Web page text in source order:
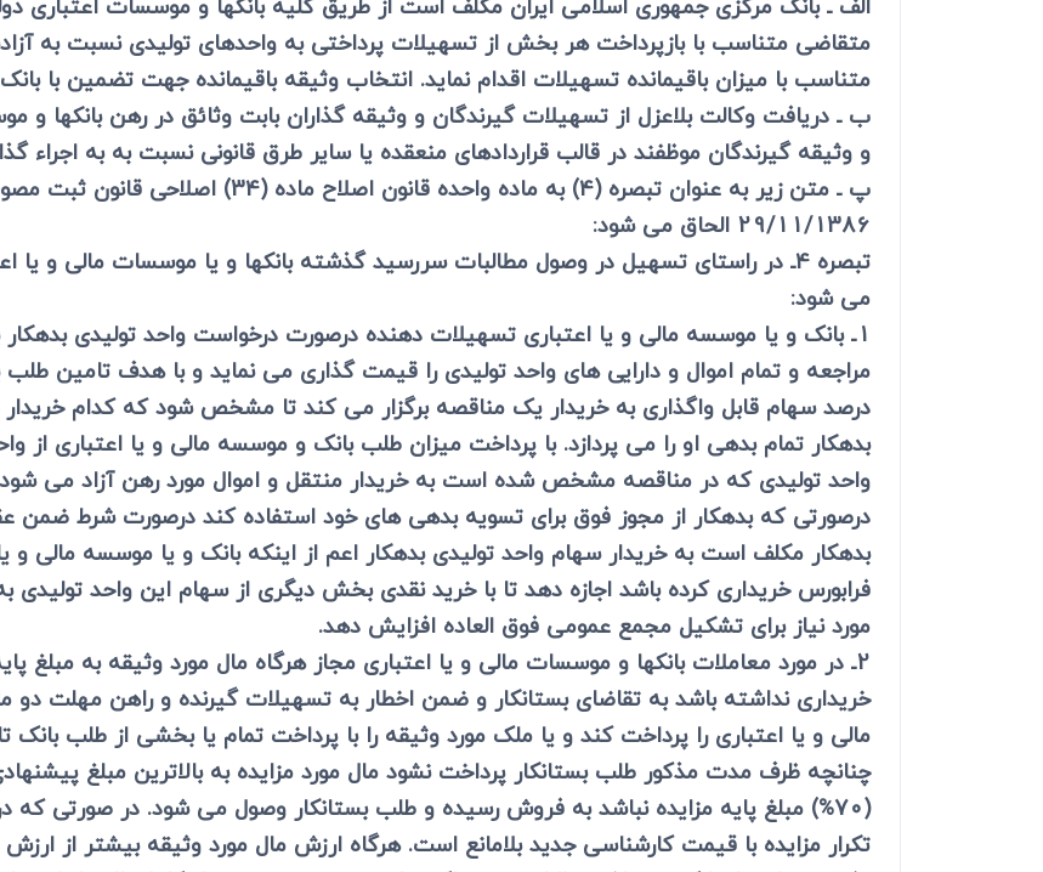
ابطال سند رسمی، افراز، ابطال مراحل ثبتی...
متقاضی متناسب با بازپرداخت هر بخش از تسهیلات پرداختی به واحدهای تولیدی نسبت به
متناسب با میزان باقیمانده تسهیلات اقدام نماید. انتخاب وثیقه باقیمانده جهت تضمین با
ب ـ دریافت وکالت بلاعزل از تسهیلات گیرندگان و وثیقه گذاران بابت وثائق در رهن
و وثیقه گیرندگان موظفند در قالب قراردادهای منعقده یا سایر طرق قانونی نسبت به به اجراء
29/11/1386 الحاق می شود:
تبصره 4ـ در راستای تسهیل در وصول مطالبات سررسید گذشته بانکها و یا موسسات مالی و
می شود:
1ـ بانک و یا موسسه مالی و یا اعتباری تسهیلات دهنده درصورت درخواست واحد تولیدی
مراجعه و تمام اموال و دارایی های واحد تولیدی را قیمت گذاری می نماید و با هدف تامین
درصد سهام قابل واگذاری به خریدار یک مناقصه برگزار می کند تا مشخص شود که کدام
بدهکار تمام بدهی او را می پردازد. با پرداخت میزان طلب بانک و موسسه مالی و یا اعتباری
واحد تولیدی که در مناقصه مشخص شده است به خریدار منتقل و اموال مورد رهن آزاد می
درصورتی که بدهکار از مجوز فوق برای تسویه بدهی های خود استفاده کند درصورت شرط ضمن
بدهکار مکلف است به خریدار سهام واحد تولیدی بدهکار اعم از اینکه بانک و یا موسسه مالی و
فرابورس خریداری کرده باشد اجازه دهد تا با خرید نقدی بخش دیگری از سهام این واحد
مورد نیاز برای تشکیل مجمع عمومی فوق العاده افزایش دهد.
2ـ در مورد معاملات بانکها و موسسات مالی و یا اعتباری مجاز هرگاه مال مورد وثیقه به
خریداری نداشته باشد به تقاضای بستانکار و ضمن اخطار به تسهیلات گیرنده و راهن مهلت
مالی و یا اعتباری را پرداخت کند و یا ملک مورد وثیقه را با پرداخت تمام یا بخشی از طلب
چنانچه ظرف مدت مذکور طلب بستانکار پرداخت نشود مال مورد مزایده به بالاترین مبلغ
(70%) مبلغ پایه مزایده نباشد به فروش رسیده و طلب بستانکار وصول می شود. در صورتی که
تکرار مزایده با قیمت کارشناسی جدید بلامانع است. هرگاه ارزش مال مورد وثیقه بیشتر از ارزش